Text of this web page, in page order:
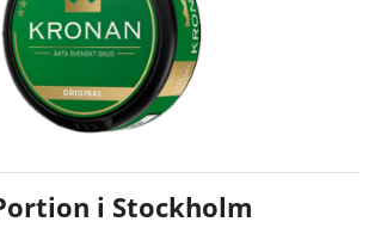
i Stockholm